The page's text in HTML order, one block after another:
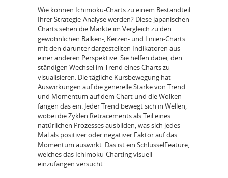
Wie können Ichimoku-Charts zu einem Bestandteil
Ihrer Strategie-Analyse werden? Diese japanischen
Charts sehen die Märkte im Vergleich zu den
gewöhnlichen Balken-, Kerzen- und Linien-Charts
mit den darunter dargestellten Indikatoren aus
einer anderen Perspektive. Sie helfen dabei, den
ständigen Wechsel im Trend eines Charts zu
visualisieren. Die tägliche Kursbewegung hat
Auswirkungen auf die generelle Stärke von Trend
und Momentum auf dem Chart und die Wolken
fangen das ein. Jeder Trend bewegt sich in Wellen,
wobei die Zyklen Retracements als Teil eines
natürlichen Prozesses ausbilden, was sich jedes
Mal als positiver oder negativer Faktor auf das
Momentum auswirkt. Das ist ein SchlüsselFeature,
welches das Ichimoku-Charting visuell
einzufangen versucht.